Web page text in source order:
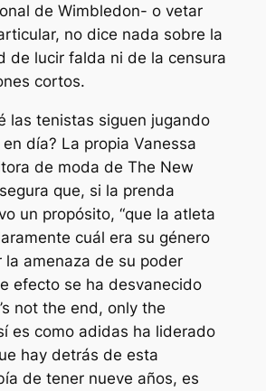
de Wimbledon- o vetar
no dice nada sobre la
de lucir falda ni de la censura
cortos.
las tenistas siguen jugando
día? La propia Vanessa
de moda de The New
que, si la prenda
un propósito, “que la atleta
cuál era su género
la amenaza de su poder
efecto se ha desvanecido
not the end, only the
es como adidas ha liderado
hay detrás de esta
de tener nueve años, es